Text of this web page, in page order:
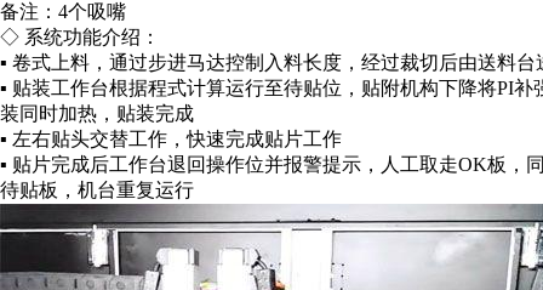
备注：4个吸嘴
◇ 系统功能介绍：
▪ 卷式上料，通过步进马达控制入料长度，经过裁切后由送料台
▪ 贴装工作台根据程式计算运行至待贴位，贴附机构下降将PI补
装同时加热，贴装完成
▪ 左右贴头交替工作，快速完成贴片工作
▪ 贴片完成后工作台退回操作位并报警提示，人工取走OK板，
待贴板，机台重复运行